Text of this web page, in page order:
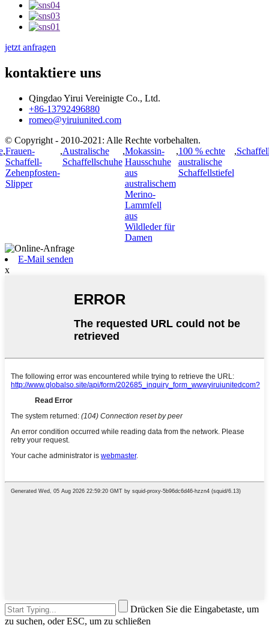
jetzt anfragen
kontaktiere uns
Qingdao Yirui Vereinigte Co., Ltd.
+86-13792496880
romeo@yiruiunited.com
© Copyright - 2010-2021: Alle Rechte vorbehalten.
,Frauen-
Schaffell-
Zehenpfosten-
Slipper
,Australische
Schaffellschuhe
,Mokassin-
Hausschuhe
aus
australischem
Merino-
Lammfell
aus
Wildleder für
Damen
,100 % echte
australische
Schaffellstiefel
,
E-Mail senden
x
Drücken Sie die Eingabetaste, um
zu suchen, oder ESC, um zu schließen